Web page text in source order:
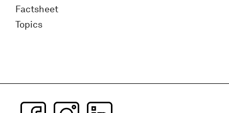
Factsheet
Topics